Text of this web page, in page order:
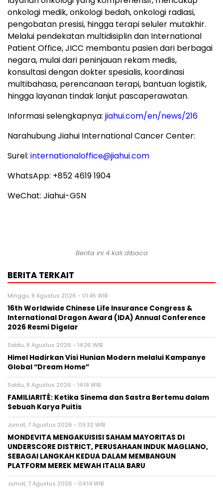
onkologi medik, onkologi bedah, onkologi radiasi,
pengobatan presisi, hingga terapi seluler mutakhir.
Melalui pendekatan multidisiplin dan International
Patient Office, JICC membantu pasien dari berbagai
negara, mulai dari peninjauan rekam medis,
konsultasi dengan dokter spesialis, koordinasi
multibahasa, perencanaan terapi, bantuan logistik,
hingga layanan tindak lanjut pascaperawatan.
Informasi selengkapnya: jiahui.com/en/news/216
Narahubung Jiahui International Cancer Center:
Surel: internationaloffice@jiahui.com
WhatsApp: +852 4619 1904
WeChat: Jiahui-GSN
Berita ini 4 kali dibaca
BERITA TERKAIT
Minggu, 9 Agustus 2026 - 01:45 WIB
16th Worldwide Chinese Life Insurance Congress &
International Dragon Award (IDA) Annual Conference
2026 Resmi Digelar
Sabtu, 8 Agustus 2026 - 14:26 WIB
Himel Hadirkan Visi Hunian Modern melalui Kampanye
Global “Dream Home”
Sabtu, 8 Agustus 2026 - 14:19 WIB
FAMILIARITÉ: Ketika Sinema dan Sastra Bertemu dalam
Sebuah Karya Puitis
Jumat, 7 Agustus 2026 - 09:32 WIB
MONDEVITA MENGAKUISISI SAHAM MAYORITAS DI
UNDERSCORE DISTRICT, PERUSAHAAN INDUK MAGLIANO,
SEBAGAI LANGKAH KEDUA DALAM MEMBANGUN
PLATFORM MEREK MEWAH ITALIA BARU
Jumat, 7 Agustus 2026 - 04:14 WIB